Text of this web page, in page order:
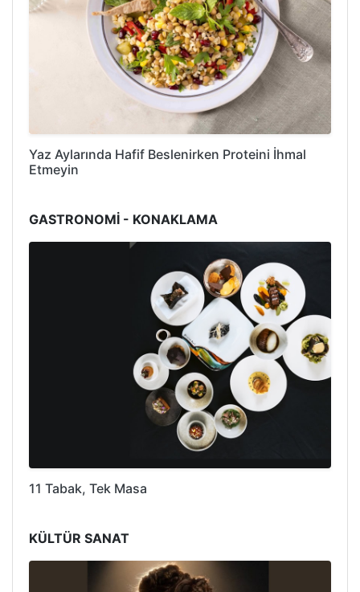
Yaz Aylarında Hafif Beslenirken Proteini İhmal
Etmeyin
GASTRONOMİ - KONAKLAMA
11 Tabak, Tek Masa
KÜLTÜR SANAT